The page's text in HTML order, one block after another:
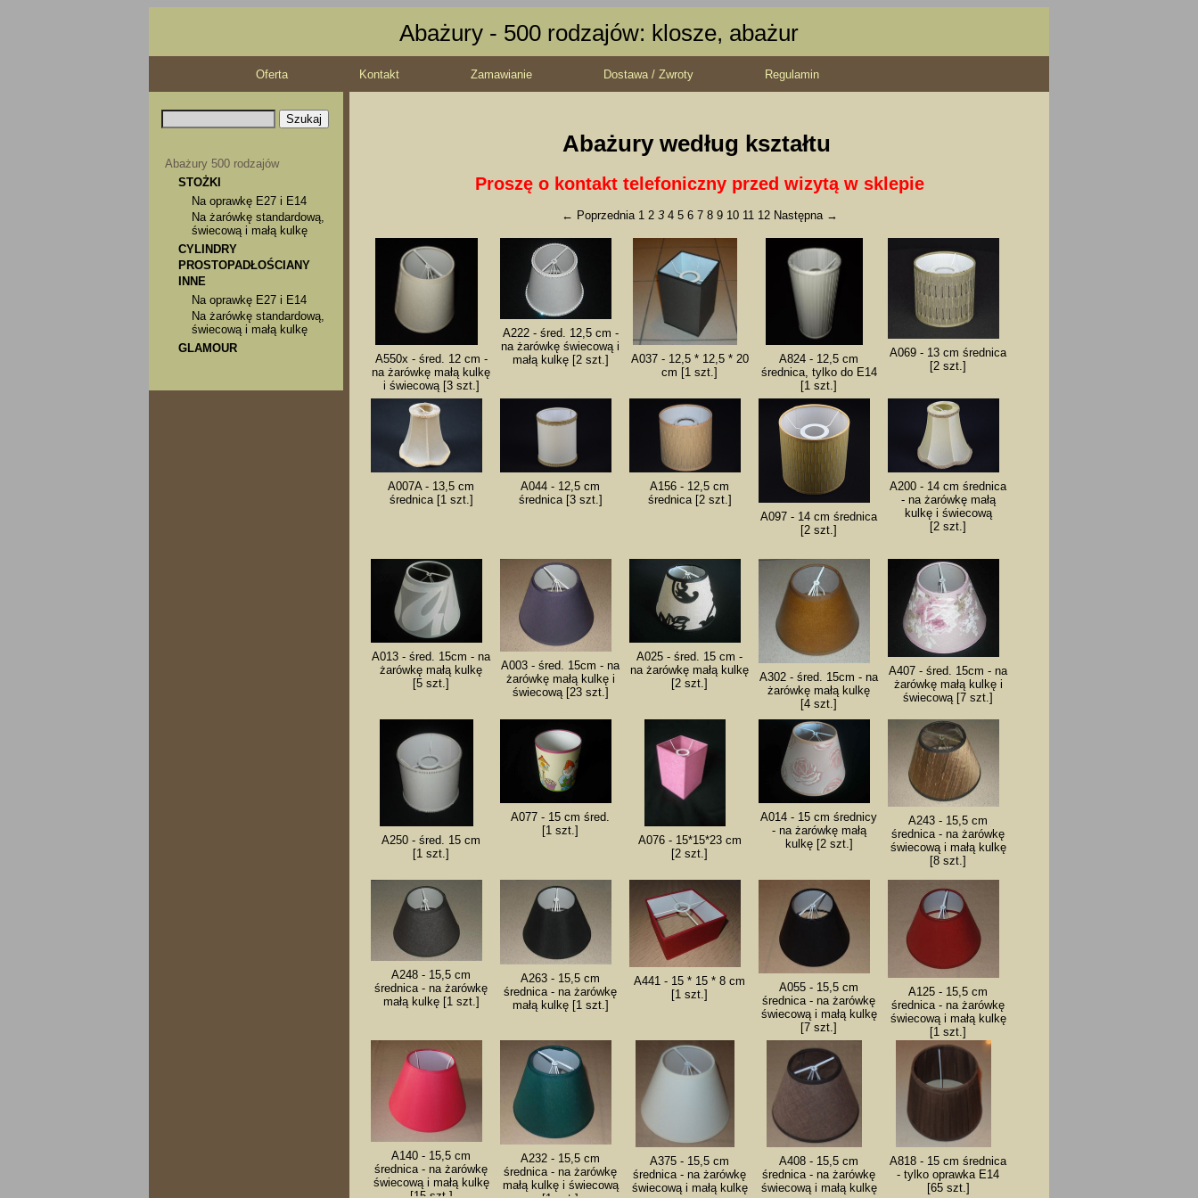
Abażury - 500 rodzajów: klosze, abażur
Oferta Kontakt Zamawianie Dostawa / Zwroty Regulamin
Abażury 500 rodzajów
STOŻKI
Na oprawkę E27 i E14
Na żarówkę standardową,
świecową i małą kulkę
CYLINDRY
PROSTOPADŁOŚCIANY
INNE
Na oprawkę E27 i E14
Na żarówkę standardową,
świecową i małą kulkę
GLAMOUR
Abażury według kształtu
Proszę o kontakt telefoniczny przed wizytą w sklepie
← Poprzednia 1 2 3 4 5 6 7 8 9 10 11 12 Następna →
A550x - śred. 12 cm -
na żarówkę małą kulkę
i świecową [3 szt.]
A222 - śred. 12,5 cm -
na żarówkę świecową i
małą kulkę [2 szt.]
A037 - 12,5 * 12,5 * 20
cm [1 szt.]
A824 - 12,5 cm
średnica, tylko do E14
[1 szt.]
A069 - 13 cm średnica
[2 szt.]
A007A - 13,5 cm
średnica [1 szt.]
A044 - 12,5 cm
średnica [3 szt.]
A156 - 12,5 cm
średnica [2 szt.]
A097 - 14 cm średnica
[2 szt.]
A200 - 14 cm średnica
- na żarówkę małą
kulkę i świecową
[2 szt.]
A013 - śred. 15cm - na
żarówkę małą kulkę
[5 szt.]
A003 - śred. 15cm - na
żarówkę małą kulkę i
świecową [23 szt.]
A025 - śred. 15 cm -
na żarówkę małą kulkę
[2 szt.]
A302 - śred. 15cm - na
żarówkę małą kulkę
[4 szt.]
A407 - śred. 15cm - na
żarówkę małą kulkę i
świecową [7 szt.]
A250 - śred. 15 cm
[1 szt.]
A077 - 15 cm śred.
[1 szt.]
A076 - 15*15*23 cm
[2 szt.]
A014 - 15 cm średnicy
- na żarówkę małą
kulkę [2 szt.]
A243 - 15,5 cm
średnica - na żarówkę
świecową i małą kulkę
[8 szt.]
A248 - 15,5 cm
średnica - na żarówkę
małą kulkę [1 szt.]
A263 - 15,5 cm
średnica - na żarówkę
małą kulkę [1 szt.]
A441 - 15 * 15 * 8 cm
[1 szt.]
A055 - 15,5 cm
średnica - na żarówkę
świecową i małą kulkę
[7 szt.]
A125 - 15,5 cm
średnica - na żarówkę
świecową i małą kulkę
[1 szt.]
A140 - 15,5 cm
średnica - na żarówkę
świecową i małą kulkę
A232 - 15,5 cm
średnica - na żarówkę
małą kulkę i świecową
A375 - 15,5 cm
średnica - na żarówkę
świecową i małą kulkę
A408 - 15,5 cm
średnica - na żarówkę
świecową i małą kulkę
A818 - 15 cm średnica
- tylko oprawka E14
[65 szt.]